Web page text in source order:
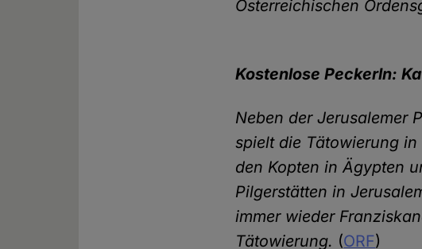
Österreichischen
Kostenlose Peckerln:
Neben der Jerusalemer
spielt die Tätowierung in
den Kopten in Ägypten
Pilgerstätten in
immer wieder
Tätowierung. (ORF)